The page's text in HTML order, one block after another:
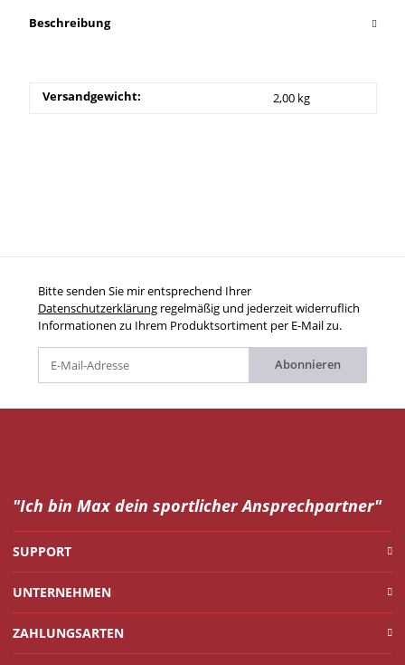
Beschreibung
Versandgewicht: 2,00 kg
Bitte senden Sie mir entsprechend Ihrer
Datenschutzerklärung regelmäßig und jederzeit widerruflich
Informationen zu Ihrem Produktsortiment per E-Mail zu.
Abonnieren
"Ich bin Max dein sportlicher Ansprechpartner"
SUPPORT
UNTERNEHMEN
ZAHLUNGSARTEN